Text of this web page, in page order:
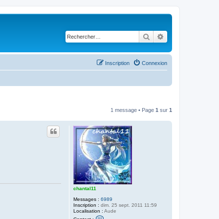
Rechercher
Connexion
Inscription
1 message • Page 1 sur 1
chantal11
Messages : 6989
Inscription : dim. 25 sept. 2011 11:59
Localisation : Aude